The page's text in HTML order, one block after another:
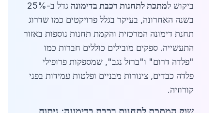
ביקוש למתכת לתחנות רכבת בדימונה
גדל ב-25%
בשנה האחרונה, בעיקר בגלל פרויקטים כמו שדרוג
תחנת דימונה המרכזית והקמת תחנות נוספות באזור
התעשייה. ספקים מובילים כוללים חברות כמו
"פלדה דרום" ו"ברזל נגב", שמספקות פרופילי
פלדה כבדים, צינורות מבניים ופלטות עמידות בפני
קורוזיה.